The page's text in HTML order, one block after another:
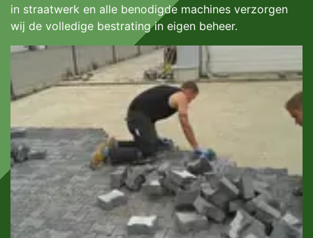
in straatwerk en alle benodigde machines verzorgen
wij de volledige bestrating in eigen beheer.